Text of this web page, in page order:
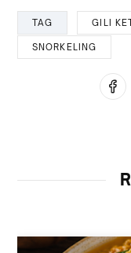
TAG GILI
SNORKELING